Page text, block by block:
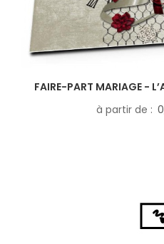
FAIRE-PART MARIAGE -
à partir de